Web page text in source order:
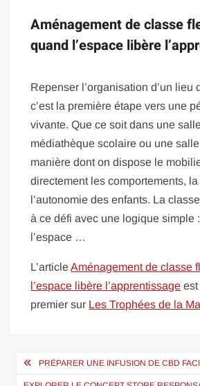
Aménagement de classe
quand l’espace libère
Repenser l’organisation d’un lieu
c’est la première étape vers une
vivante. Que ce soit dans une
médiathèque scolaire ou une
manière dont on dispose le
directement les comportements,
l’autonomie des enfants. La
à ce défi avec une logique simple
l’espace …
L’articleAménagement de classe
l’espace libère l’apprentissage est
premier sur Les Trophées de la
Navigation
PRÉPARER UNE INFUSION DE CBD